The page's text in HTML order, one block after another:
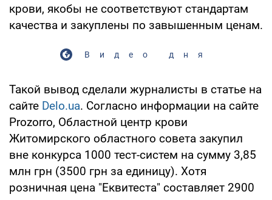
крови, якобы не соответствуют стандартам
качества и закуплены по завышенным ценам.
Видео дня
Такой вывод сделали журналисты в статье на
сайте Delo.ua. Согласно информации на сайте
Prozorro, Областной центр крови
Житомирского областного совета закупил
вне конкурса 1000 тест-систем на сумму 3,85
млн грн (3500 грн за единицу). Хотя
розничная цена "Еквитеста" составляет 2900